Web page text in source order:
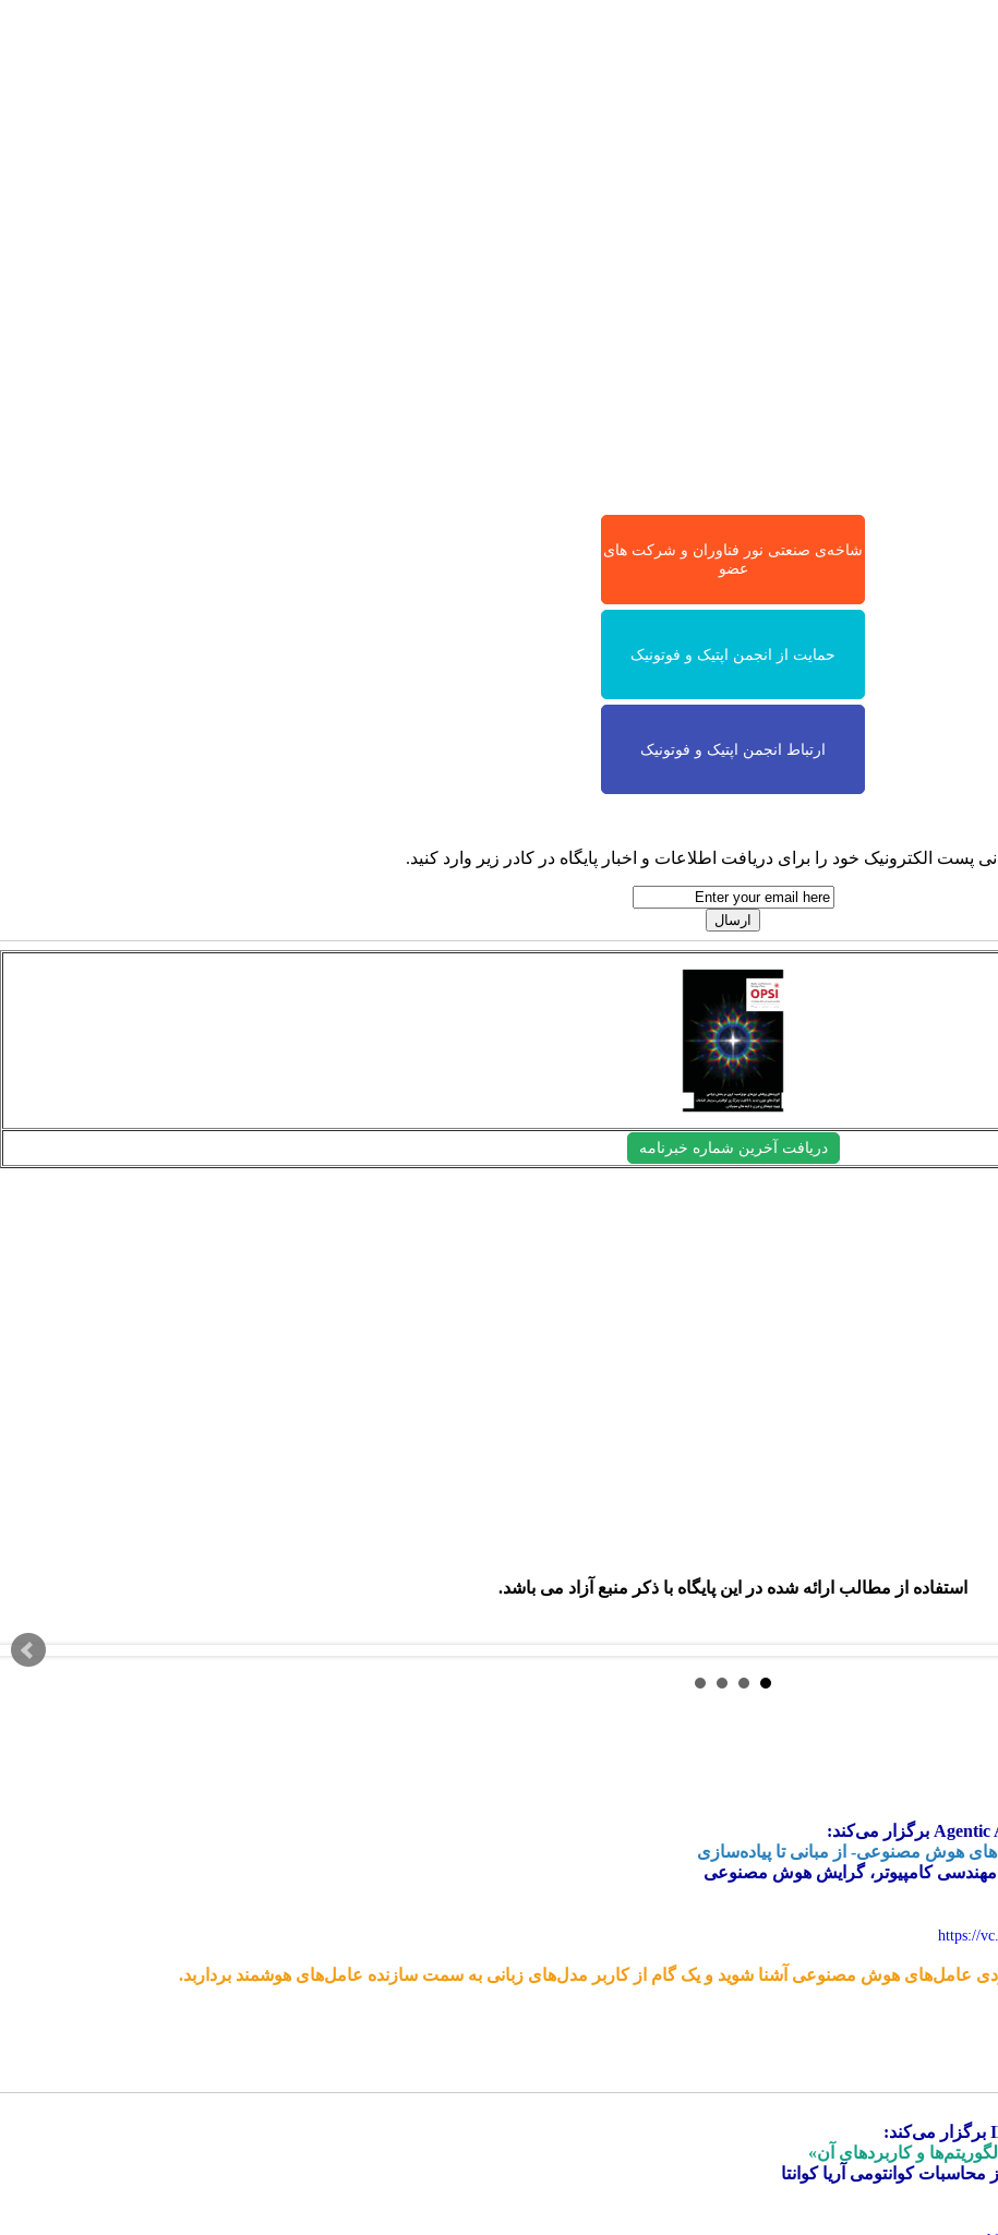
شاخه‌ی صنعتی نور فناوران و شرکت های
عضو
حمایت از انجمن اپتیک و فوتونیک
ارتباط انجمن اپتیک و فوتونیک
پست الکترونیک خود را برای دریافت اطلاعات و اخبار پایگاه در کادر زیر وارد کنید.
دریافت آخرین شماره خبرنامه
استفاده از مطالب ارائه شده در این پایگاه با ذکر منبع آزاد می باشد.
Agentic برگزار می‌کند:
هوش مصنوعی- از مبانی تا پیاده‌سازی
کامپیوتر، گرایش هوش مصنوعی
https://
عامل‌های هوش مصنوعی آشنا شوید و یک گام از کاربر مدل‌های زبانی به سمت سازنده عامل‌های هوشمند برداربد.
و کاربردهای آن»
کوانتومی آریا کوانتا